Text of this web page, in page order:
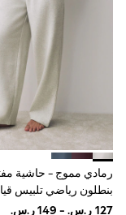
Swimwear
Hats & Caps
Vests
Sunglasses
Towels
Bags
Travel Bags
Luggage
& Rocket
Ted Baker
Ted Baker
Boden
Lipsy
& Roses
رمادي مموج - حاشية
بنطلون رياضي تلبيس
ممشّط من الداخل